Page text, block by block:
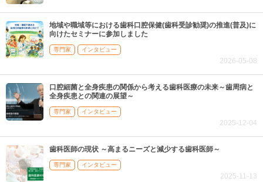
地域や職域等における歯科口腔保健(歯科受診勧奨)の推進(普及)に
向けたセミナーに参加しました
専門家 インタビュー
2026-05-08
口腔細菌と全身疾患の関係から考える歯科医療の未来～歯周病と
全身疾患との関連の展望～
専門家 インタビュー
2025-12-04
歯科医師の現状 ～高まるニーズと減少する歯科医師～
専門家 インタビュー
2025-11-13